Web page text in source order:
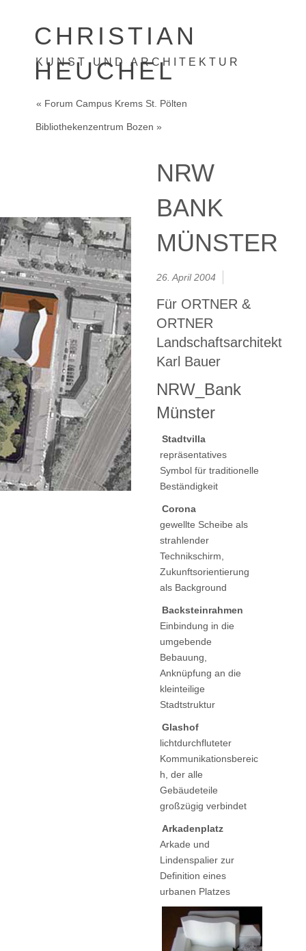
CHRISTIAN
HEUCHEL
KUNST UND ARCHITEKTUR
« Forum Campus Krems St. Pölten
Bibliothekenzentrum Bozen »
NRW
BANK
MÜNSTER
26. April 2004
Für ORTNER &
ORTNER
Landschaftsarchitekt
Karl Bauer
NRW_Bank
Münster
Stadtvilla
repräsentatives
Symbol für traditionelle
Beständigkeit
Corona
gewellte Scheibe als
strahlender
Technikschirm,
Zukunftsorientierung
als Background
Backsteinrahmen
Einbindung in die
umgebende
Bebauung,
Anknüpfung an die
kleinteilige
Stadtstruktur
Glashof
lichtdurchfluteter
Kommunikationsbereic
h, der alle
Gebäudeteile
großzügig verbindet
Arkadenplatz
Arkade und
Lindenspalier zur
Definition eines
urbanen Platzes